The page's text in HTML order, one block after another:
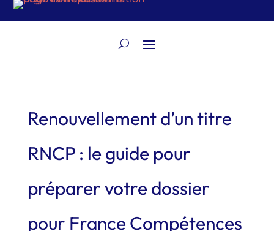
Renouvellement d’un titre
RNCP : le guide pour
préparer votre dossier
pour France Compétences